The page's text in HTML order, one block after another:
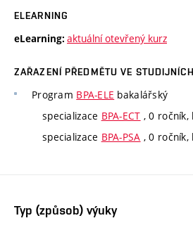
ELEARNING
eLearning: aktuální otevřený kurz
ZAŘAZENÍ PŘEDMĚTU VE
Program BPA-ELE bakalářský
specializace BPA-ECT , 0
specializace BPA-PSA , 0
Typ (způsob) výuky